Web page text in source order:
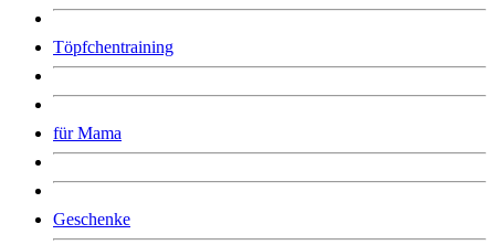
Töpfchentraining
für Mama
Geschenke